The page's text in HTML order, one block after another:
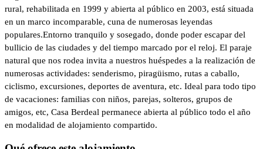
rural, rehabilitada en 1999 y abierta al público en 2003, está situada
en un marco incomparable, cuna de numerosas leyendas
populares.Entorno tranquilo y sosegado, donde poder escapar del
bullicio de las ciudades y del tiempo marcado por el reloj. El paraje
natural que nos rodea invita a nuestros huéspedes a la realización de
numerosas actividades: senderismo, piragüismo, rutas a caballo,
ciclismo, excursiones, deportes de aventura, etc. Ideal para todo tipo
de vacaciones: familias con niños, parejas, solteros, grupos de
amigos, etc, Casa Berdeal permanece abierta al público todo el año
en modalidad de alojamiento compartido.